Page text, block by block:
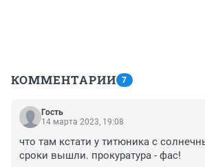
КОММЕНТАРИИ 7
Гость
14 марта 2023, 19:08
что там кстати у титюника с
сроки вышли. прокуратура - фас!